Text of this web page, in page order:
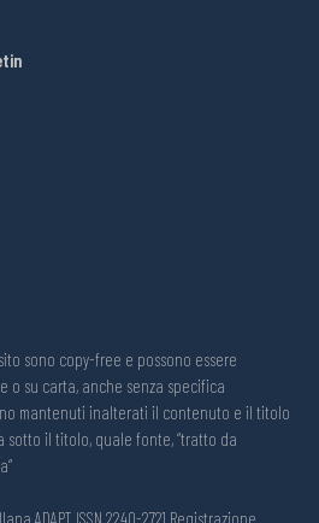
sono copy-free e possono essere
o su carta, anche senza specifica
mantenuti inalterati il contenuto e il titolo
sotto il titolo, quale fonte, “tratto da
ADAPT ISSN 2240-2721 Registrazione